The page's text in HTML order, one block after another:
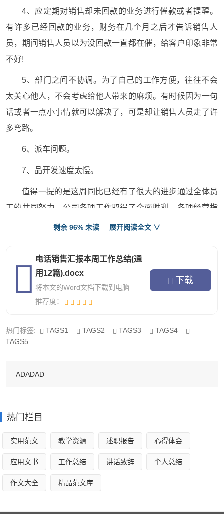
4、应定期对销售却未回款的业务进行催款或者提醒。
有许多已经回款的业务，财务在几个月之后才告诉销售人
员，期间销售人员以为没回款一直都在催，给客户印象非常
不好!
5、部门之间不协调。为了自己的工作方便，往往不会
太关心他人，不会考虑给他人带来的麻烦。有时候因为一句
话或者一点小事情就可以解决了，可是却让销售人员走了许
多弯路。
6、派车问题。
7、品开发速度太慢。
值得一提的是这周同比已经有了很大的进步通过全体员
工的共同努力，公司各项工作取得了全面胜利，各项经营指
标均创历史新高。这是值得鼓舞的。可是我们还要做得更好
助他人。也希望公司存在的一些问题能够妥善解决，不断的
开发新品，不断开发新的区域，相信公司一定会走得更远!
电话销售汇报本周工作总结2
一、充分准备，事半功倍
二、简单明了，语意清楚
通话过程中要注意做到简单明了，尽量用最短的时间，
将销售的业务清晰的表达清楚，引起准客户的兴趣。说话时
含含糊糊、口齿不清，很容易让通话对象感到不耐烦。
三、语速恰当，语言流畅
剩余 96% 未读 展开阅读全文 ∨
电话销售汇报本周工作总结(通
用12篇).docx
将本文的Word文档下载到电脑
推荐度：
下载
热门标签: TAGS1 TAGS2 TAGS3
TAGS4
TAGS5
ADADAD
热门栏目
实用范文 教学资源 述职报告 心得体会
应用文书 工作总结 讲话致辞 个人总结
作文大全 精品范文库